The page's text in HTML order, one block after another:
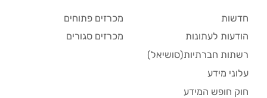
חדשות
הודעות לעתונות
רשתות חברתיות(סושיאל)
עלוני מידע
חוק חופש המידע
מכרזים פתוחים
מכרזים סגורים